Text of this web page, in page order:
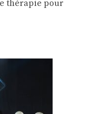
thérapie pour